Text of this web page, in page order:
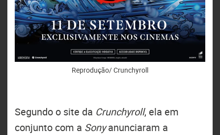
Reprodução/ Crunchyroll
Segundo o site da Crunchyroll, ela em
conjunto com a Sonyanunciaram a